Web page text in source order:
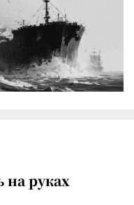
на руках